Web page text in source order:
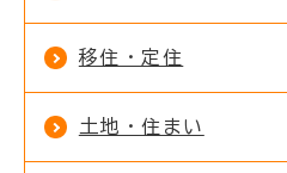
移住・定住
土地・住まい